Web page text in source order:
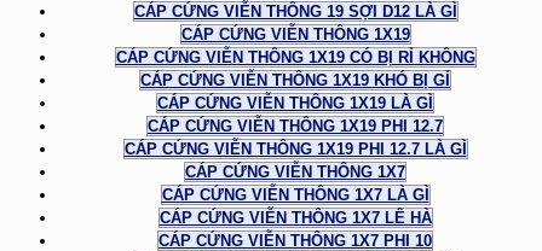
CÁP CỨNG VIỄN THÔNG 19 SỢI D12 LÀ GÌ
CÁP CỨNG VIỄN THÔNG 1X19
CÁP CỨNG VIỄN THÔNG 1X19 CÓ BỊ RỈ KHÔNG
CÁP CỨNG VIỄN THÔNG 1X19 KHÓ BỊ GỈ
CÁP CỨNG VIỄN THÔNG 1X19 LÀ GÌ
CÁP CỨNG VIỄN THÔNG 1X19 PHI 12.7
CÁP CỨNG VIỄN THÔNG 1X19 PHI 12.7 LÀ GÌ
CÁP CỨNG VIỄN THÔNG 1X7
CÁP CỨNG VIỄN THÔNG 1X7 LÀ GÌ
CÁP CỨNG VIỄN THÔNG 1X7 LÊ HÀ
CÁP CỨNG VIỄN THÔNG 1X7 PHI 10